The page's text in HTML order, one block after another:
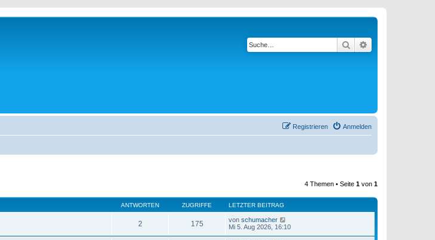
Suche
Anmelden
Registrieren
4 Themen • Seite 1 von 1
ANTWORTEN ZUGRIFFE LETZTER BEITRAG
2 175 von schumacher
Mi 5. Aug 2026, 16:10